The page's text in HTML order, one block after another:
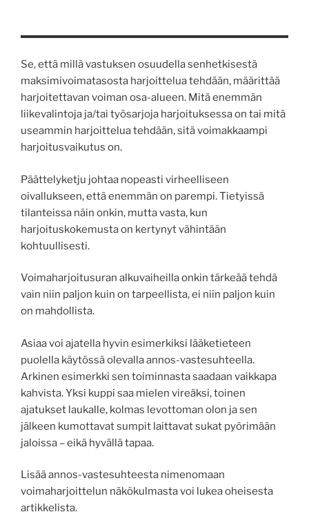
Se, että millä vastuksen osuudella senhetkisestä
maksimivoimatasosta harjoittelua tehdään, määrittää
harjoitettavan voiman osa-alueen. Mitä enemmän
liikevalintoja ja/tai työsarjoja harjoituksessa on tai mitä
useammin harjoittelua tehdään, sitä voimakkaampi
harjoitusvaikutus on.
Päättelyketju johtaa nopeasti virheelliseen
oivallukseen, että enemmän on parempi. Tietyissä
tilanteissa näin onkin, mutta vasta, kun
harjoituskokemusta on kertynyt vähintään
kohtuullisesti.
Voimaharjoitusuran alkuvaiheilla onkin tärkeää tehdä
vain niin paljon kuin on tarpeellista, ei niin paljon kuin
on mahdollista.
Asiaa voi ajatella hyvin esimerkiksi lääketieteen
puolella käytössä olevalla annos-vastesuhteella.
Arkinen esimerkki sen toiminnasta saadaan vaikkapa
kahvista. Yksi kuppi saa mielen vireäksi, toinen
ajatukset laukalle, kolmas levottoman olon ja sen
jälkeen kumottavat sumpit laittavat sukat pyörimään
jaloissa – eikä hyvällä tapaa.
Lisää annos-vastesuhteesta nimenomaan
voimaharjoittelun näkökulmasta voi lukea oheisesta
artikkelista.